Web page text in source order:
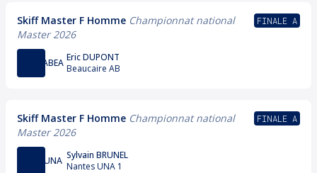
Skiff Master F Homme Championnat national
Master 2026
FINALE A
ABEA Beaucaire AB
Eric DUPONT
Skiff Master F Homme Championnat national
Master 2026
FINALE A
UNA Nantes UNA 1
Sylvain BRUNEL